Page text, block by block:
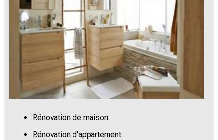
Rénovation de maison
Rénovation d'appartement